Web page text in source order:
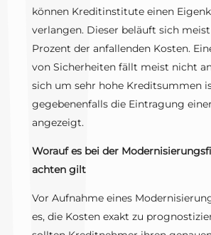
können Kreditinstitute einen
verlangen. Dieser beläuft sich
Prozent der anfallenden Kosten.
von Sicherheiten fällt meist nicht
sich um sehr hohe Kreditsummen
gegebenenfalls die Eintragung
angezeigt.
Worauf es bei der
achten gilt
Vor Aufnahme eines
es, die Kosten exakt zu